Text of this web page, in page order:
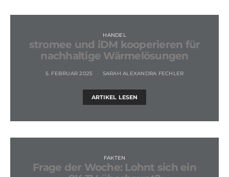
HANDEL
stromee und iDM kooperieren für
nachhaltige Wärmelösungen
5. FEBRUAR 2025 SARAH ALEXANDRA FECHLER
ARTIKEL LESEN
FAKTEN
Frage der Woche: Lohnt sich ein